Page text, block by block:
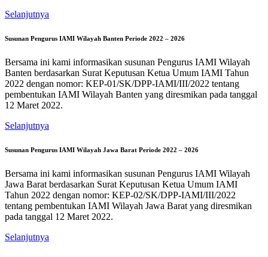
Selanjutnya
Susunan Pengurus IAMI Wilayah Banten Periode 2022 – 2026
Bersama ini kami informasikan susunan Pengurus IAMI Wilayah
Banten berdasarkan Surat Keputusan Ketua Umum IAMI Tahun
2022 dengan nomor: KEP-01/SK/DPP-IAMI/III/2022 tentang
pembentukan IAMI Wilayah Banten yang diresmikan pada tanggal
12 Maret 2022.
Selanjutnya
Susunan Pengurus IAMI Wilayah Jawa Barat Periode 2022 – 2026
Bersama ini kami informasikan susunan Pengurus IAMI Wilayah
Jawa Barat berdasarkan Surat Keputusan Ketua Umum IAMI
Tahun 2022 dengan nomor: KEP-02/SK/DPP-IAMI/III/2022
tentang pembentukan IAMI Wilayah Jawa Barat yang diresmikan
pada tanggal 12 Maret 2022.
Selanjutnya